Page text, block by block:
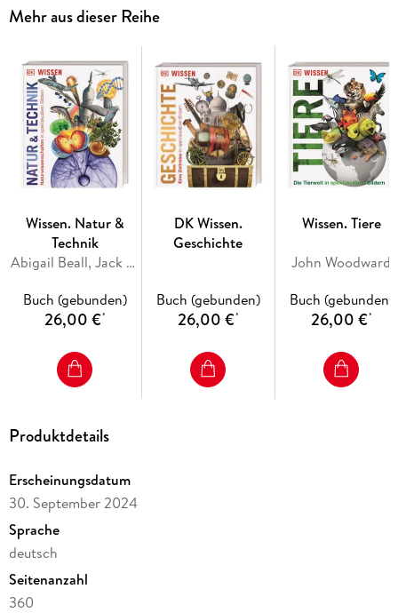
Wissen ohne Limit
Die Welt mit anderen Augen sehen! Dieses Lexikon
ab 8 Jahren
mit beeindruckenden
computergenerierten 3-D-Grafiken. Die aktualisierte
Neuausgabe dieses Klassikers präsentiert auf
über 350
sensationellen Seiten eine breite Themenvielfaltwie Weltall,
Erde, Natur, Mensch, Wissenschaft und Geschichte klar,
ausführlich und leicht verständlich. Das perfekte
Nachschlagewerk!
anschauliche Wissensvermittlung für Schüler ab 8 Jahren!
Dieses Buch ist Teil der Reihe "DK Wissen".
Mehr aus dieser Reihe
Wissen. Natur &
Technik
Abigail Beall, Jack Challoner, Derek Harvey
Buch (gebunden)
26,00 €*
DK Wissen.
Geschichte
Buch (gebunden)
26,00 €*
Wissen. Tiere
John Woodward
Buch (gebunden)
26,00 €*
Produktdetails
Erscheinungsdatum
30. September 2024
Sprache
deutsch
Seitenanzahl
360